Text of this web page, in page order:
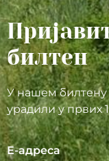
билтен
У нашем билтену
урадили у првих
Е-адреса